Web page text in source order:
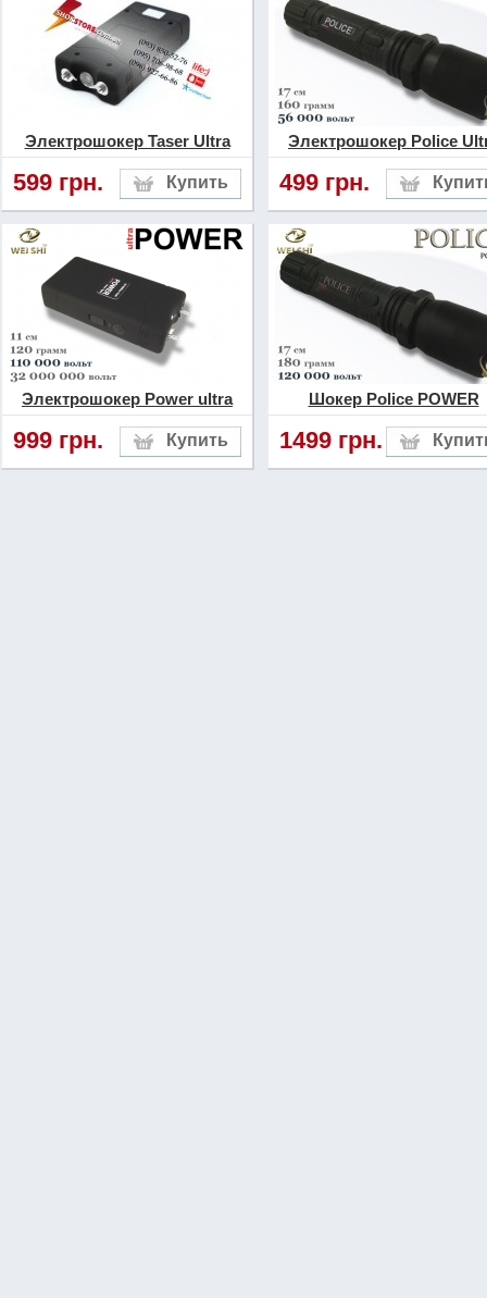
Электрошокер Taser Ultra
599 грн.
Электрошокер Police
499 грн.
Электрошокер Power ultra
999 грн.
Шокер Police POWER
1499 грн.